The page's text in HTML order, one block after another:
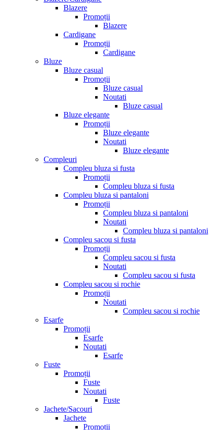
Blazere
Promoții
Blazere
Cardigane
Promoții
Cardigane
Bluze
Bluze casual
Promoții
Bluze casual
Noutati
Bluze casual
Bluze elegante
Promoții
Bluze elegante
Noutati
Bluze elegante
Compleuri
Compleu bluza si fusta
Promoții
Compleu bluza si fusta
Compleu bluza si pantaloni
Promoții
Compleu bluza si pantaloni
Noutati
Compleu bluza si pantaloni
Compleu sacou si fusta
Promoții
Compleu sacou si fusta
Noutati
Compleu sacou si fusta
Compleu sacou si rochie
Promoții
Noutati
Compleu sacou si rochie
Esarfe
Promoții
Esarfe
Noutati
Esarfe
Fuste
Promoții
Fuste
Noutati
Fuste
Jachete/Sacouri
Jachete
Promoții